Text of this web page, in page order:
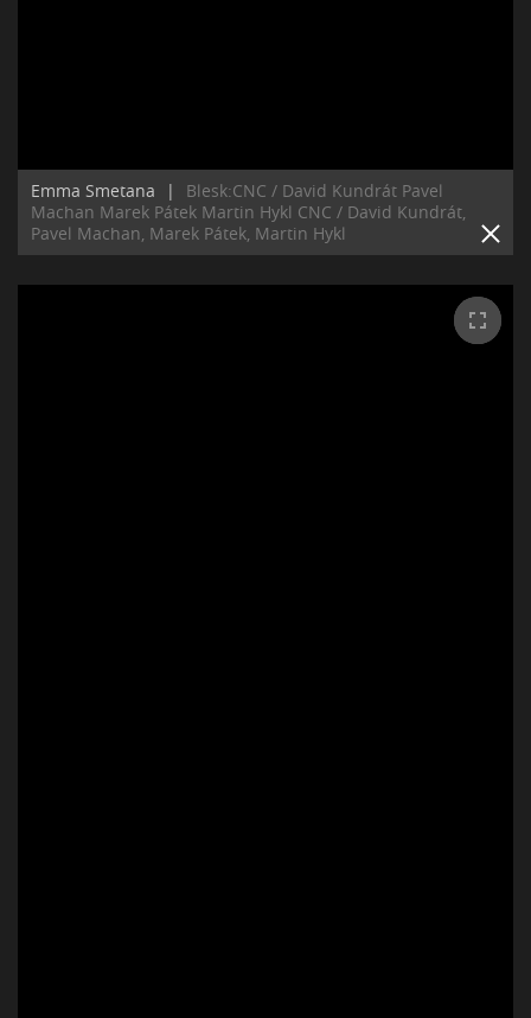
Emma Smetana |
Blesk:CNC / David Kundrát Pavel
Machan Marek Pátek Martin Hykl CNC / David Kundrát,
Pavel Machan, Marek Pátek, Martin Hykl